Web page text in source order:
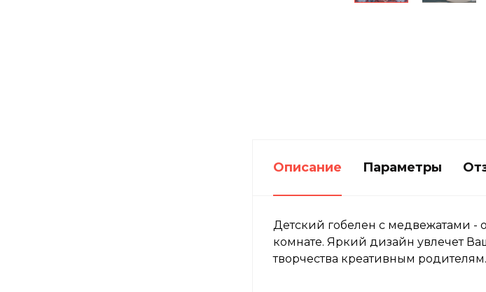
Описание Параметры
Детский гобелен с медвежатами -
комнате. Яркий дизайн увлечет
творчества креативным родителям.